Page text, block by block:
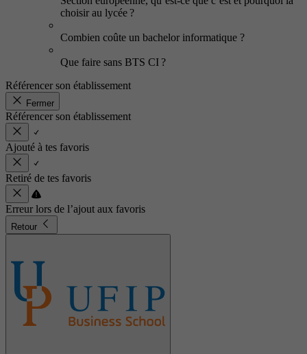
choisir au lycée ?
Combien coûte un bachelor informatique ?
Que faire sans BTS CI ?
Référencer son établissement
Fermer
Référencer son établissement
Ajouté à tes favoris
Retiré de tes favoris
Erreur lors de l’ajout aux favoris
Retour